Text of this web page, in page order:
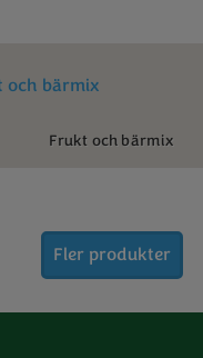
Frukt och bärmix
Fler produkter